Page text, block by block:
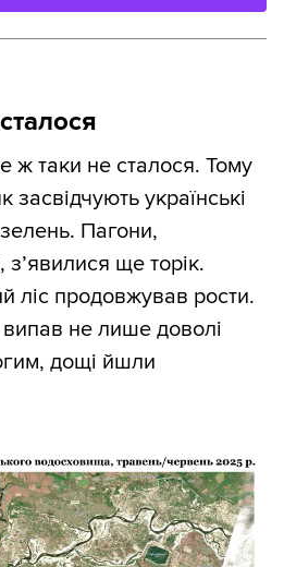
ж таки не сталося. Тому
засвідчують українські
Пагони,
ще торік.
ліс продовжував рости.
не лише доволі
дощі йшли